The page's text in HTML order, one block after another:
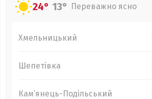
24° 13° Переважно ясно
Хмельницький
Шепетівка
Кам’янець-Подільський